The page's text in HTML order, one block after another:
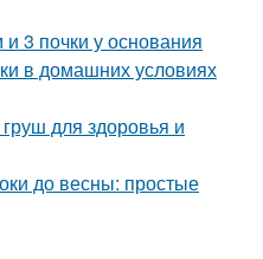
3 почки у основания
в домашних условиях
для здоровья и
до весны: простые